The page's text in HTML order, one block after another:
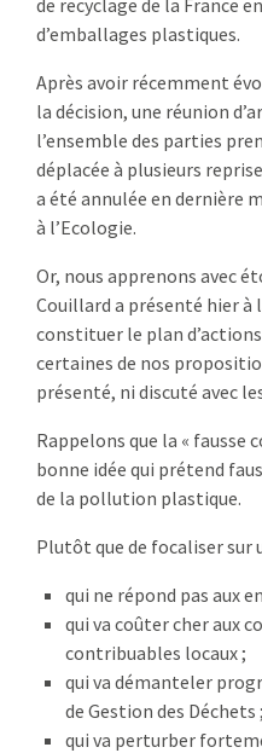
d’emballages plastiques.
Après avoir récemment
la décision, une réunion
l’ensemble des parties
déplacée à plusieurs
a été annulée en dernière
à l’Ecologie.
Or, nous apprenons avec
Couillard a présenté hier à
constituer le plan
certaines de nos
présenté, ni discuté avec
Rappelons que la « fausse
bonne idée qui prétend
de la pollution plastique.
Plutôt que de focaliser sur
qui ne répond pas aux
qui va coûter cher aux
contribuables locaux ;
qui va démanteler
de Gestion des Déchets ;
qui va perturber